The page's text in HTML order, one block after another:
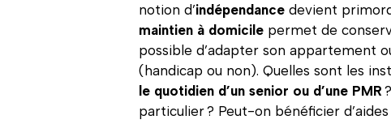
notion d’indépendance devient
maintien à domicile permet de
possible d’adapter son appartement
(handicap ou non). Quelles sont les
le quotidien d’un senior ou d’une PMR
particulier ? Peut-on bénéficier